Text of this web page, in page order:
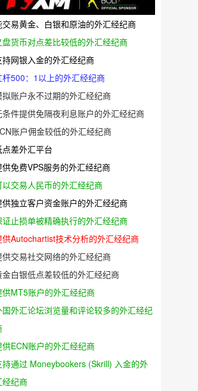
交易黄金、白银和原油的外汇经纪商
盘货币对点差比较低的外汇经纪商
持网银入金的外汇经纪商
杆500：1以上的外汇经纪商
拟账户永不过期的外汇经纪商
条件提供免隔夜利息账户的外汇经纪商
账户佣金较低的外汇经纪商
点差外汇平台
供免费VPS服务的外汇经纪商
以交易人民币的外汇经纪商
供独立客户资金账户的外汇经纪商
证止损单被精确执行的外汇经纪商
供Autochartist技术分析的外汇经纪商
供交易社交网络的外汇经纪商
金白银低点差较低的外汇经纪商
供MT5账户的外汇经纪商
国外汇论坛浏览量和评论较多的外汇经纪
供ECN账户的外汇经纪商
持通过 Moneybookers (Skrill) 入金的外
经纪商